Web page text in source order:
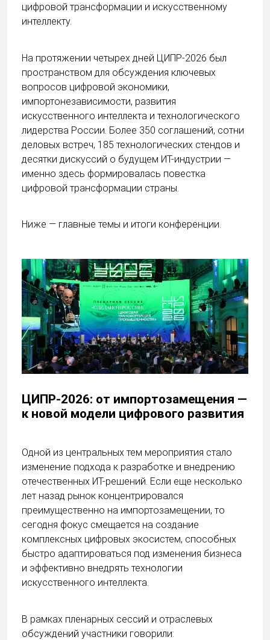
цифровой трансформации и искусственному
интеллекту.
На протяжении четырех дней ЦИПР-2026 был
пространством для обсуждения ключевых
вопросов цифровой экономики,
импортонезависимости, развития
искусственного интеллекта и технологического
лидерства России. Более 350 соглашений, сотни
деловых встреч, 185 технологических стендов и
десятки дискуссий о будущем ИТ-индустрии —
именно здесь формировалась повестка
цифровой трансформации страны.
Ниже — главные темы и итоги конференции.
ЦИПР-2026: от импортозамещения —
к новой модели цифрового развития
Одной из центральных тем мероприятия стало
изменение подхода к разработке и внедрению
отечественных ИТ-решений. Если еще несколько
лет назад рынок концентрировался
преимущественно на импортозамещении, то
сегодня фокус смещается на создание
комплексных цифровых экосистем, способных
быстро адаптироваться под изменения бизнеса
и эффективно внедрять технологии
искусственного интеллекта.
В рамках пленарных сессий и отраслевых
обсуждений участники говорили: